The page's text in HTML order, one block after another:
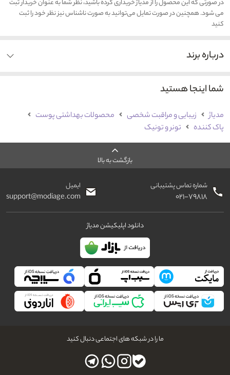
در صورتی که این محصول را از مدیاژ خریداری کرده باشید، نظر شما به عنوان خریدار ثبت
می شود. همچنین در صورت تمایل می‌توانید به صورت ناشناس نیز نظر خود را ثبت
کنید
درباره برند
شما اینجا هستید
مدیاژ زیبایی و مراقبت شخصی
محصولات بهداشتی پوست
پاک کننده
تونر و تونیک
بازگشت به بالا
شماره تماس پشتیبانی
۰۲۱-۷۹۸۱۸
ایمیل
support@modiage.com
دانلود اپلیکیشن مدیاژ
ما را در شبکه های اجتماعی دنبال کنید